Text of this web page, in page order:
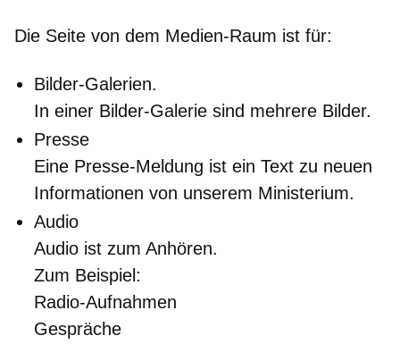
Die Seite von dem Medien-Raum ist für:
Bilder-Galerien.
In einer Bilder-Galerie sind mehrere Bilder.
Presse
Eine Presse-Meldung ist ein Text zu neuen
Informationen von unserem Ministerium.
Audio
Audio ist zum Anhören.
Zum Beispiel:
Radio-Aufnahmen
Gespräche